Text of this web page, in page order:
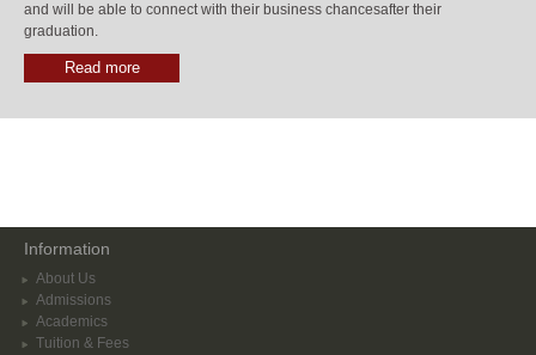
and will be able to connect with their business chancesafter their
graduation.
Read more
Information
About Us
Admissions
Academics
Tuition & Fees